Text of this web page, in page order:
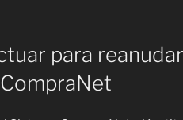
para reanudar